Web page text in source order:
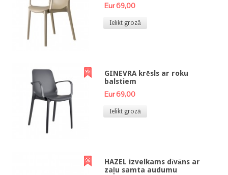
Eur 69,00
Ielikt grozā
GINEVRA krēsls ar roku
balstiem
Eur 69,00
Ielikt grozā
HAZEL izvelkams dīvāns ar
zaļu samta audumu